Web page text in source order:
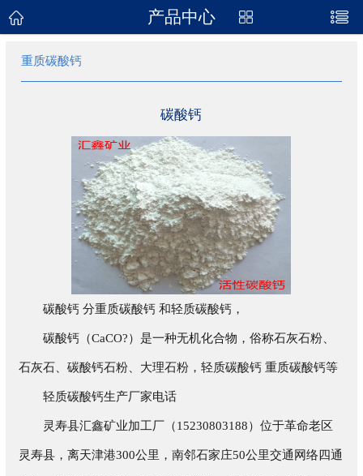
企业地图
联系我们
产品中心
重质碳酸钙
碳酸钙
碳酸钙 分重质碳酸钙 和轻质碳酸钙，
碳酸钙（CaCO?）是一种无机化合物，俗称石灰石粉、
石灰石、碳酸钙石粉、大理石粉，轻质碳酸钙 重质碳酸钙等
轻质碳酸钙生产厂家电话
灵寿县汇鑫矿业加工厂（15230803188）位于革命老区
灵寿县，离天津港300公里，南邻石家庄50公里交通网络四通